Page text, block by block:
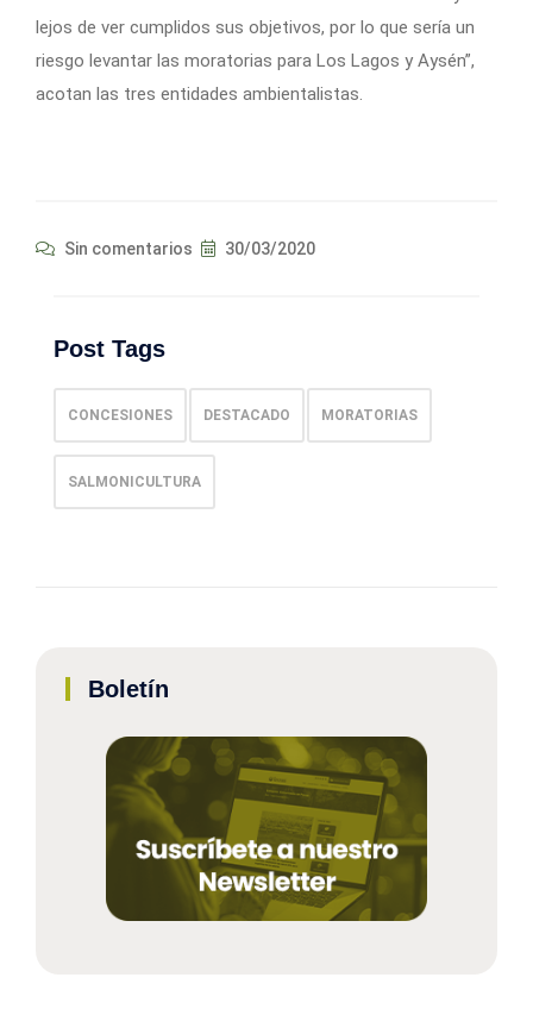
lejos de ver cumplidos sus objetivos, por lo que sería un
riesgo levantar las moratorias para Los Lagos y Aysén”,
acotan las tres entidades ambientalistas.
Sin comentarios 30/03/2020
Post Tags
CONCESIONES DESTACADO MORATORIAS
SALMONICULTURA
Boletín